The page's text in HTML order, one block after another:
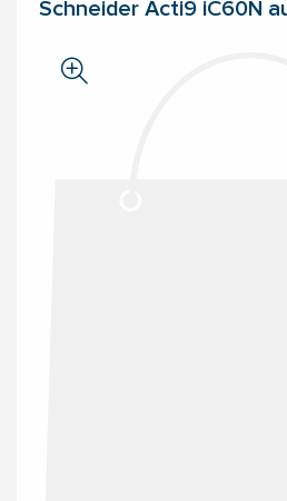
Schneider Acti9 iC60N